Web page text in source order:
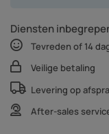
Diensten
Tevreden of 14
Veilige betaling
Levering op
After-sales